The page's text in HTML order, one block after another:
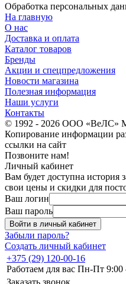
Обработка персональных
На главную
О нас
Доставка и оплата
Каталог товаров
Бренды
Акции и спецпредложения
Новости магазина
Полезная информация
Наши услуги
Контакты
© 1992 - 2026 ООО «ВеЛС»
Копирование информации
ссылки на сайт
Позвоните нам!
Личный кабинет
Вам будет доступна история
свои цены и скидки для
Ваш логин
Ваш пароль
Войти в личный кабинет
Забыли пароль?
Создать личный кабинет
+375 (29) 120-00-16
Работаем для вас Пн-Пт 9:00
Заказать звонок